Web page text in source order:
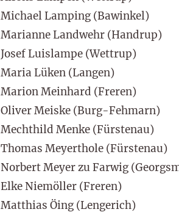
Michael Lamping (Bawinkel)
Marianne Landwehr (Handrup)
Josef Luislampe (Wettrup)
Maria Lüken (Langen)
Marion Meinhard (Freren)
Oliver Meiske (Burg-Fehmarn)
Mechthild Menke (Fürstenau)
Thomas Meyerthole (Fürstenau)
Norbert Meyer zu Farwig
Elke Niemöller (Freren)
Matthias Öing (Lengerich)